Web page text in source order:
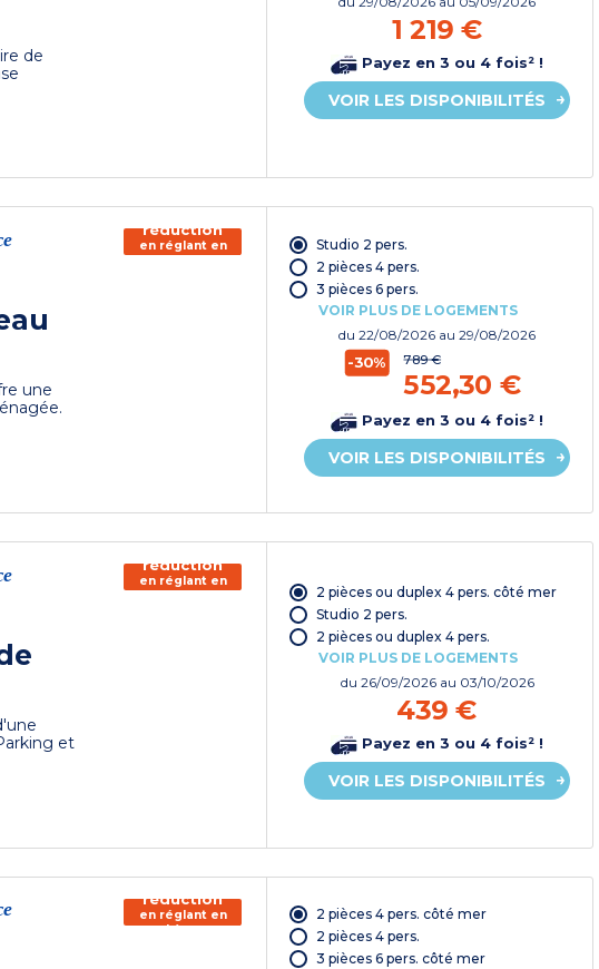
de
1 219 €
Payez en 3 ou 4 fois² !
VOIR LES DISPONIBILITÉS
une
150€ de
réduction
en réglant en
chèque
Studio 2 pers.
2 pièces 4 pers.
3 pièces 6 pers.
VOIR PLUS DE LOGEMENTS
du22/08/2026 au 29/08/2026
-30% 789 €
552,30 €
Payez en 3 ou 4 fois² !
VOIR LES DISPONIBILITÉS
et
150€ de
réduction
en réglant en
chèque
2 pièces ou duplex 4 pers. côté mer
Studio 2 pers.
2 pièces ou duplex 4 pers.
VOIR PLUS DE LOGEMENTS
du 26/09/2026 au 03/10/2026
439 €
Payez en 3 ou 4 fois² !
VOIR LES DISPONIBILITÉS
150€ de
réduction
en réglant en
chèque
2 pièces 4 pers. côté mer
2 pièces 4 pers.
3 pièces 6 pers. côté mer